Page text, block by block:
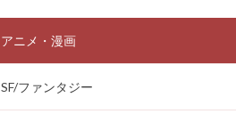
アニメ・漫画
SF/ファンタジー